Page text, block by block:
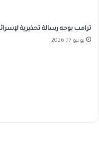
ترامب يوجه رسالة تحذيرية
يونيو 17, 2026